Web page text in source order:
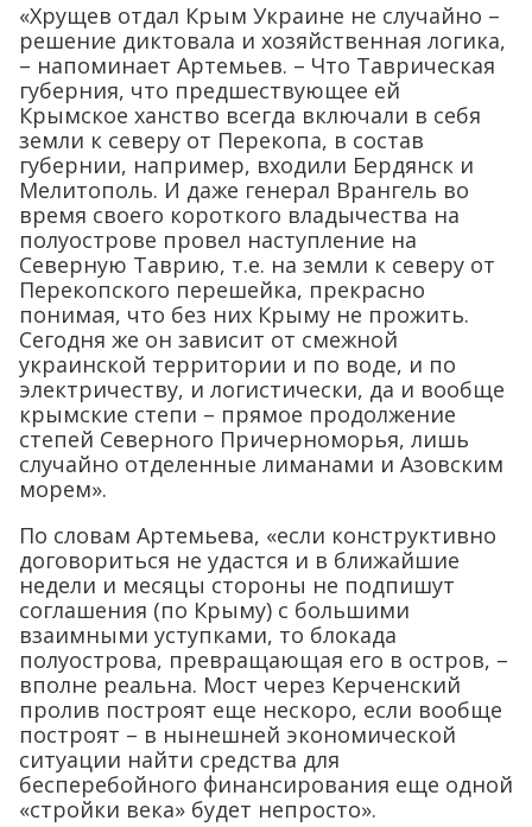
«Хрущев отдал Крым Украине не случайно –
решение диктовала и хозяйственная логика,
– напоминает Артемьев. – Что Таврическая
губерния, что предшествующее ей
Крымское ханство всегда включали в себя
земли к северу от Перекопа, в состав
губернии, например, входили Бердянск и
Мелитополь. И даже генерал Врангель во
время своего короткого владычества на
полуострове провел наступление на
Северную Таврию, т.е. на земли к северу от
Перекопского перешейка, прекрасно
понимая, что без них Крыму не прожить.
Сегодня же он зависит от смежной
украинской территории и по воде, и по
электричеству, и логистически, да и вообще
крымские степи – прямое продолжение
степей Северного Причерноморья, лишь
случайно отделенные лиманами и Азовским
морем».
По словам Артемьева, «если конструктивно
договориться не удастся и в ближайшие
недели и месяцы стороны не подпишут
соглашения (по Крыму) с большими
взаимными уступками, то блокада
полуострова, превращающая его в остров, –
вполне реальна. Мост через Керченский
пролив построят еще нескоро, если вообще
построят – в нынешней экономической
ситуации найти средства для
бесперебойного финансирования еще одной
«стройки века» будет непросто».